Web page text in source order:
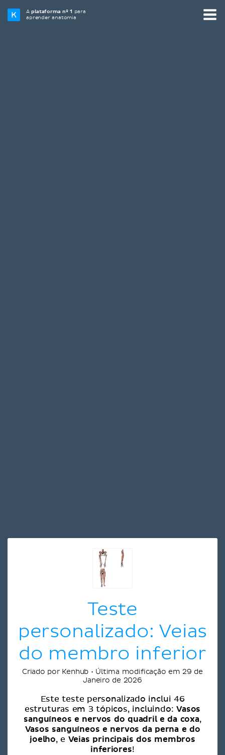
Aplataforma nº 1 para
aprender anatomia
Teste
personalizado: Veias
do membro inferior
Criado por Kenhub • Última modificação em 29 de
Janeiro de 2026
Este teste personalizado inclui 46
estruturas em 3 tópicos, incluindo:Vasos
sanguíneos e nervos do quadril e da coxa,
Vasos sanguíneos e nervos da perna e do
joelho, e Veias principais dos membros
inferiores!